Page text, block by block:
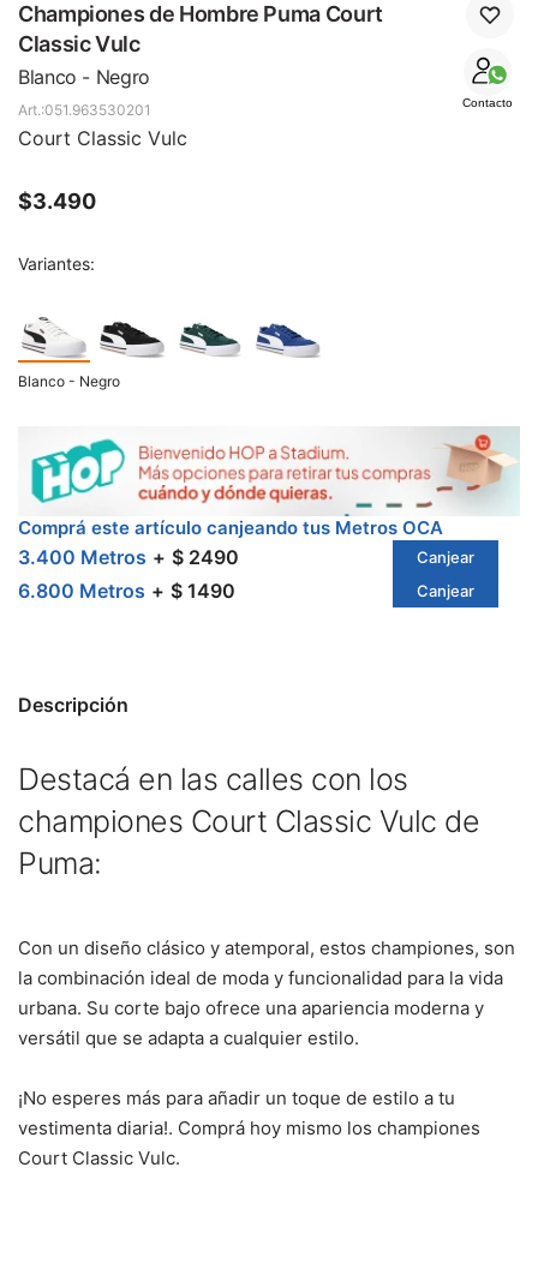
Championes de Hombre Puma Court
Classic Vulc
Blanco - Negro
Contacto
051.963530201
Court Classic Vulc
$3.490
Variantes:
Blanco - Negro
Comprá este artículo canjeando tus Metros OCA
3.400 Metros $ 2490 Canjear
6.800 Metros $ 1490 Canjear
Descripción
Destacá en las calles con los
championes Court Classic Vulc de
Puma:
Con un diseño clásico y atemporal, estos championes, son
la combinación ideal de moda y funcionalidad para la vida
urbana. Su corte bajo ofrece una apariencia moderna y
versátil que se adapta a cualquier estilo.
¡No esperes más para añadir un toque de estilo a tu
vestimenta diaria!. Comprá hoy mismo los championes
Court Classic Vulc.